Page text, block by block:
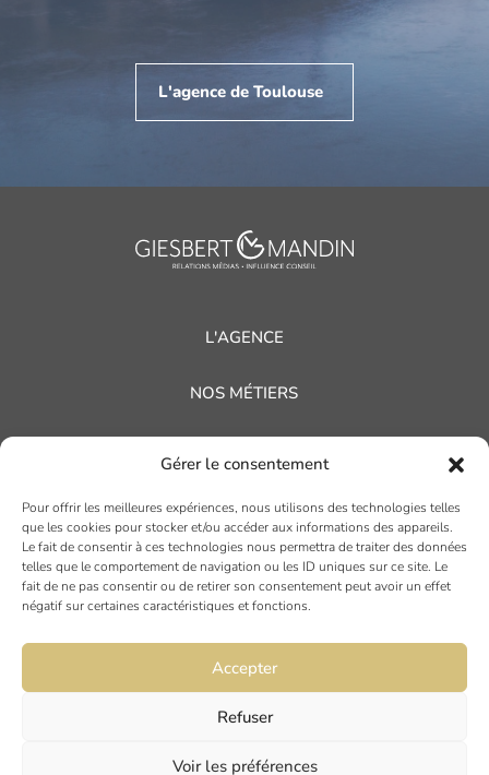
Gérer le consentement
Pour offrir les meilleures expériences, nous utilisons des technologies telles
que les cookies pour stocker et/ou accéder aux informations des appareils.
Le fait de consentir à ces technologies nous permettra de traiter des données
telles que le comportement de navigation ou les ID uniques sur ce site. Le
fait de ne pas consentir ou de retirer son consentement peut avoir un effet
négatif sur certaines caractéristiques et fonctions.
Accepter
Refuser
Voir les préférences
L'agence de Toulouse
L'AGENCE
NOS MÉTIERS
NOS ACTUALITÉS
AVIS CLIENTS
TOULOUSE